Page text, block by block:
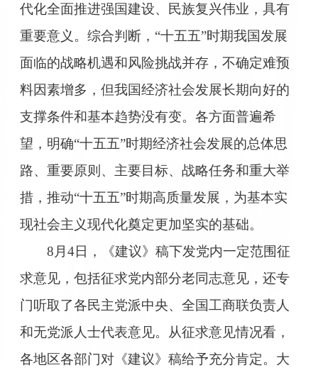
代化全面推进强国建设、民族复兴伟业，具有
重要意义。综合判断，“十五五”时期我国发展
面临的战略机遇和风险挑战并存，不确定难预
料因素增多，但我国经济社会发展长期向好的
支撑条件和基本趋势没有变。各方面普遍希
望，明确“十五五”时期经济社会发展的总体思
路、重要原则、主要目标、战略任务和重大举
措，推动“十五五”时期高质量发展，为基本实
现社会主义现代化奠定更加坚实的基础。
8月4日，《建议》稿下发党内一定范围征
求意见，包括征求党内部分老同志意见，还专
门听取了各民主党派中央、全国工商联负责人
和无党派人士代表意见。从征求意见情况看，
各地区各部门对《建议》稿给予充分肯定。大